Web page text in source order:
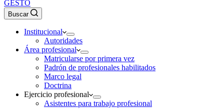
GESTO
Buscar
Institucional
Autoridades
Área profesional
Matricularse por primera vez
Padrón de profesionales habilitados
Marco legal
Doctrina
Ejercicio profesional
Asistentes para trabajo profesional